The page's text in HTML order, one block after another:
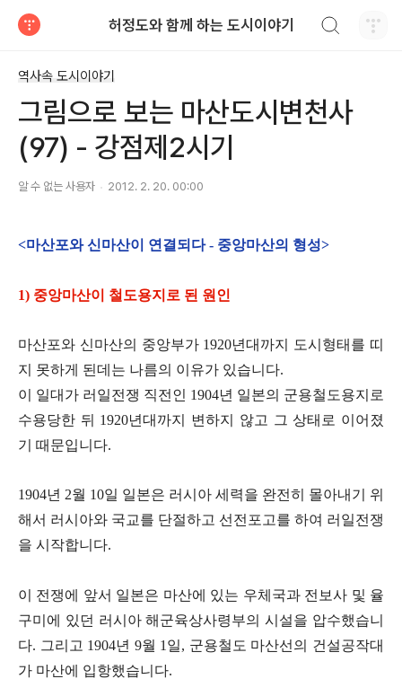
허정도와 함께 하는 도시이야기
역사속 도시이야기
그림으로 보는 마산도시변천사
(97) - 강점제2시기
알 수 없는 사용자 2012. 2. 20. 00:00
<마산포와 신마산이 연결되다 - 중앙마산의 형성>
1) 중앙마산이 철도용지로 된 원인
마산포와 신마산의 중앙부가 1920년대까지 도시형태를 띠
지 못하게 된데는 나름의 이유가 있습니다.
이 일대가 러일전쟁 직전인 1904년 일본의 군용철도용지로
수용당한 뒤 1920년대까지 변하지 않고 그 상태로 이어졌
기 때문입니다.
1904년 2월 10일 일본은 러시아 세력을 완전히 몰아내기 위
해서 러시아와 국교를 단절하고 선전포고를 하여 러일전쟁
을 시작합니다.
이 전쟁에 앞서 일본은 마산에 있는 우체국과 전보사 및 율
구미에 있던 러시아 해군육상사령부의 시설을 압수했습니
다. 그리고 1904년 9월 1일, 군용철도 마산선의 건설공작대
가 마산에 입항했습니다.